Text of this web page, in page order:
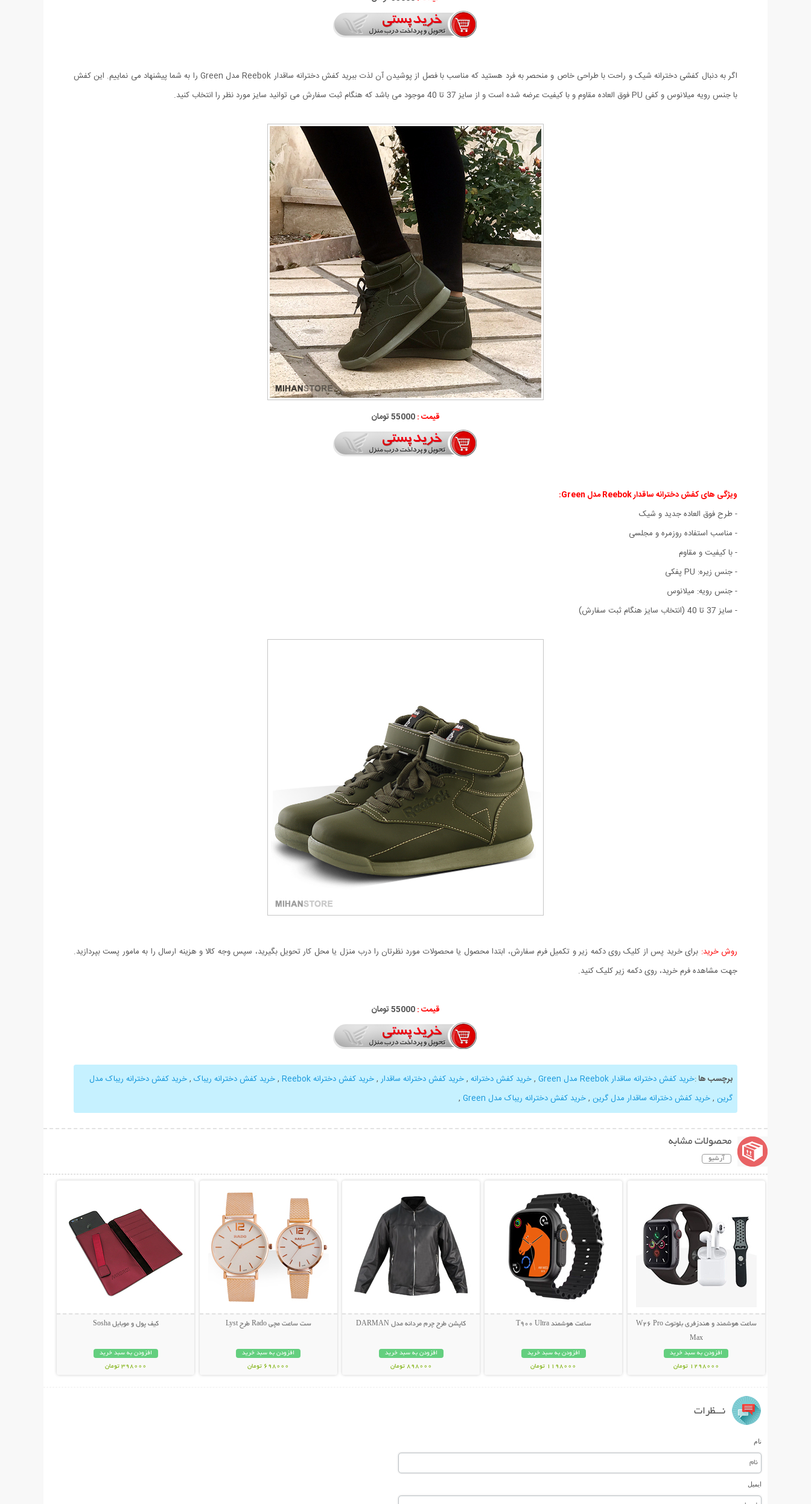
اگر به دنبال کفشی دخترانه شیک و راحت با طراحی خاص و منحصر به فرد هستید که مناسب با فصل از پوشیدن آن لذت ببرید کفش دخترانه ساقدار Reebok مدل Green را به شما پیشنهاد می نماییم. این کفش
با جنس رویه میلانوس و کفی PU فوق العاده مقاوم و با کیفیت عرضه شده است و از سایز 37 تا 40 موجود می باشد که هنگام ثبت سفارش می توانید سایز مورد نظر را انتخاب کنید.
قیمت :55000 تومان
ویژگی های کفش دخترانه ساقدار Reebok مدل Green:
- طرح فوق العاده جدید و شیک
- مناسب استفاده روزمره و مجلسی
- با کیفیت و مقاوم
- جنس زیره: PU پفکی
- جنس رویه: میلانوس
- سایز 37 تا 40 (انتخاب سایز هنگام ثبت سفارش)
روش خرید: برای خرید پس از کلیک روی دکمه زیر و تکمیل فرم سفارش، ابتدا محصول یا محصولات مورد نظرتان را درب منزل یا محل کار تحویل بگیرید، سپس وجه کالا و هزینه ارسال را به مامور پست بپردازید.
جهت مشاهده فرم خرید، روی دکمه زیر کلیک کنید.
قیمت : 55000 تومان
برچسب ها:خرید کفش دخترانه ساقدار Reebok مدل Green ,خرید کفش دخترانه ,خرید کفش دخترانه ساقدار ,خرید کفش دخترانه Reebok ,خرید کفش دخترانه ریباک ,خرید کفش دخترانه ریباک مدل
گرین ,خرید کفش دخترانه ساقدار مدل گرین ,خرید کفش دخترانه ریباک مدل Green ,
محصولات مشابه
آرشیو
ساعت هوشمند و هندزفری بلوتوث W26 Pro
Max
افزودن به سبد خرید
1298000 تومان
ساعت هوشمند T900 Ultra
افزودن به سبد خرید
1198000 تومان
کاپشن طرح چرم مردانه مدل DARMAN
افزودن به سبد خرید
898000 تومان
ست ساعت مچی Rado طرح Lyst
افزودن به سبد خرید
698000 تومان
کیف پول و موبایل Sosha
افزودن به سبد خرید
398000 تومان
نـــظرات
نام
ایمیل